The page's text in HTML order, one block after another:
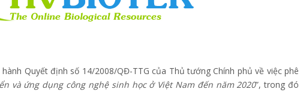
Quyết định số 14/2008/QĐ-TTG của Thủ tướng Chính phủ về việc phê
và ứng dụng công nghệ sinh học ở Việt Nam đến năm 2020”, trong đó